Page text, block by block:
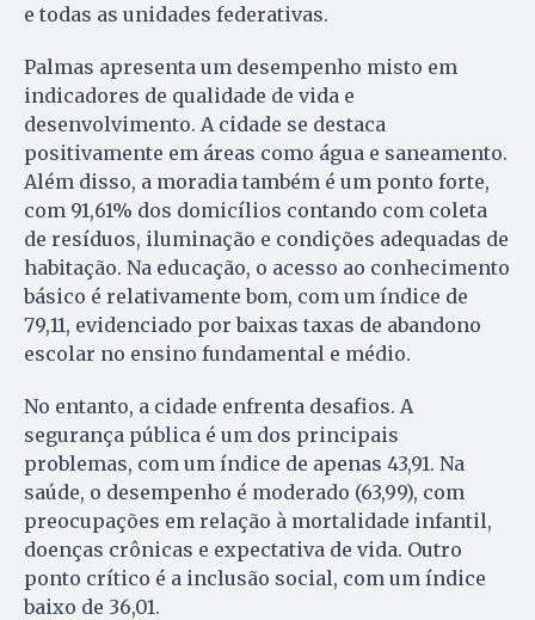
e todas as unidades federativas.
Palmas apresenta um desempenho misto em
indicadores de qualidade de vida e
desenvolvimento. A cidade se destaca
positivamente em áreas como água e saneamento.
Além disso, a moradia também é um ponto forte,
com 91,61% dos domicílios contando com coleta
de resíduos, iluminação e condições adequadas de
habitação. Na educação, o acesso ao conhecimento
básico é relativamente bom, com um índice de
79,11, evidenciado por baixas taxas de abandono
escolar no ensino fundamental e médio.
No entanto, a cidade enfrenta desafios. A
segurança pública é um dos principais
problemas, com um índice de apenas 43,91. Na
saúde, o desempenho é moderado (63,99), com
preocupações em relação à mortalidade infantil,
doenças crônicas e expectativa de vida. Outro
ponto crítico é a inclusão social, com um índice
baixo de 36,01.